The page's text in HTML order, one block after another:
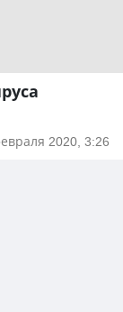
2020, 3:26